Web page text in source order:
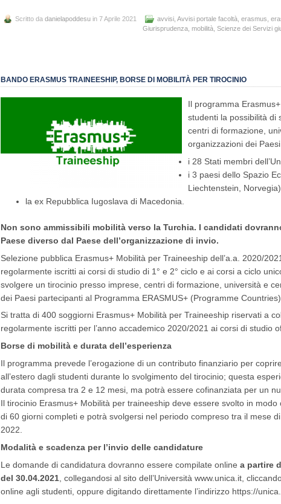
Scritto da danielapoddesu in 7 Aprile 2021 avvisi Avvisi portale facoltà erasmus
Giurisprudenza mobilità Scienze dei Servizi
BANDO ERASMUS TRAINEESHIP, BORSE DI MOBILITÀ PER TIROCINIO
Il programma
studenti la possibilità di
centri di formazione,
organizzazioni dei
i 28 Stati membri
i 3 paesi dello Spazio
Liechtenstein, Norvegia),
la ex Repubblica Iugoslava di Macedonia.
Non sono ammissibili mobilità verso la Turchia. I candidati
Paese diverso dal Paese dell’organizzazione di invio.
Selezione pubblica Erasmus+ Mobilità per Traineeship dell’a.a. 2020/
regolarmente iscritti ai corsi di studio di 1° e 2° ciclo e ai corsi a ciclo
svolgere un tirocinio presso imprese, centri di formazione, università e
dei Paesi partecipanti al Programma ERASMUS+ (Programme Countries).
Si tratta di 400 soggiorni Erasmus+ Mobilità per Traineeship riservati a
regolarmente iscritti per l’anno accademico 2020/2021 ai corsi di studio
Borse di mobilità e durata dell’esperienza
Il programma prevede l’erogazione di un contributo finanziario per
all’estero dagli studenti durante lo svolgimento del tirocinio; questa
durata compresa tra 2 e 12 mesi, ma potrà essere cofinanziata per un
Il tirocinio Erasmus+ Mobilità per traineeship deve essere svolto in
di 60 giorni completi e potrà svolgersi nel periodo compreso tra il mese
2022.
Modalità e scadenza per l’invio delle candidature
Le domande di candidatura dovranno essere compilate online a partire
del 30.04.2021, collegandosi al sito dell’Università www.unica.it,
online agli studenti, oppure digitando direttamente l’indirizzo https://